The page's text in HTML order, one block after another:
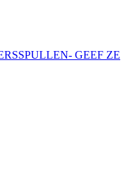
GEEF ZE